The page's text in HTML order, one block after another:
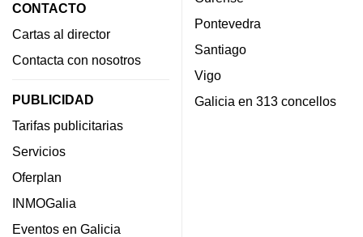
CONTACTO
Cartas al director
Contacta con nosotros
PUBLICIDAD
Tarifas publicitarias
Servicios
Oferplan
INMOGalia
Eventos en Galicia
Pontevedra
Santiago
Vigo
Galicia en 313 concellos